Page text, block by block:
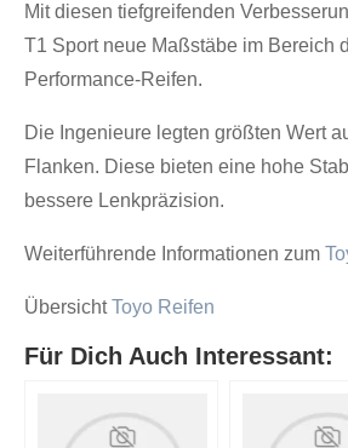
Mit diesen tiefgreifenden
T1 Sport neue Maßstäbe im Bereich
Performance-Reifen.
Die Ingenieure legten größten Wert
Flanken. Diese bieten eine hohe
bessere Lenkpräzision.
Weiterführende Informationen zum
ÜbersichtToyo Reifen
Für Dich Auch Interessant: